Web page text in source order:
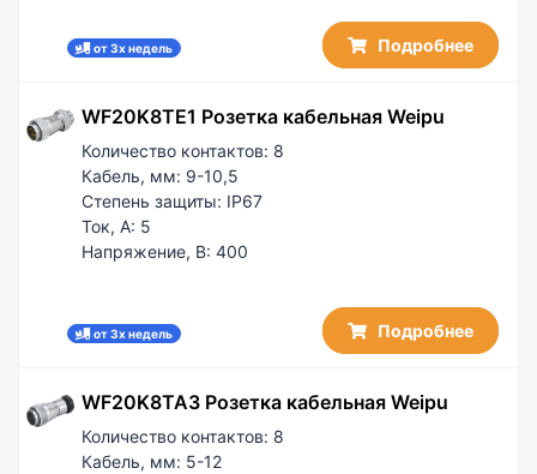
от 3х недель Подробнее
WF20K8TE1 Розетка кабельная Weipu
Количество контактов: 8
Кабель, мм: 9-10,5
Степень защиты: IP67
Ток, А: 5
Напряжение, В: 400
от 3х недель Подробнее
WF20K8TA3 Розетка кабельная Weipu
Количество контактов: 8
Кабель, мм: 5-12